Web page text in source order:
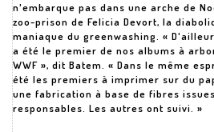
n'embarque pas dans une arche de
zoo-prison de Felicia Devort, la
maniaque du greenwashing. «
a été le premier de nos albums à
WWF », dit Batem. « Dans le même
été les premiers à imprimer sur du
une fabrication à base de fibres
responsables. Les autres ont suivi. »